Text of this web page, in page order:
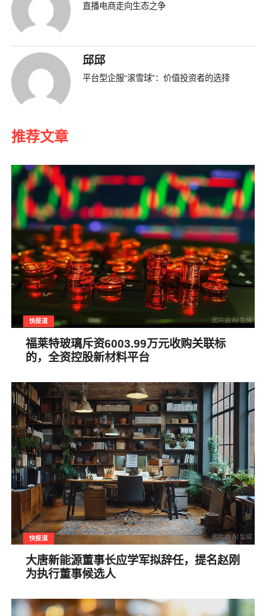
直播电商走向生态之争
邱邱
平台型企服“滚雪球”：价值投资者的选择
推荐文章
快报道
福莱特玻璃斥资6003.99万元收购关联标
的，全资控股新材料平台
快报道
大唐新能源董事长应学军拟辞任，提名赵刚
为执行董事候选人